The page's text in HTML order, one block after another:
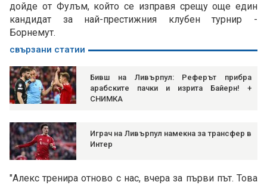
дойде от Фулъм, който се изправя срещу още един
кандидат за най-престижния клубен турнир -
Борнемут.
свързани статии
Бивш на Ливърпул: Реферът прибра
арабските пачки и изрита Байерн! +
СНИМКА
Играч на Ливърпул намекна за трансфер в
Интер
"Алекс тренира отново с нас, вчера за първи път. Това